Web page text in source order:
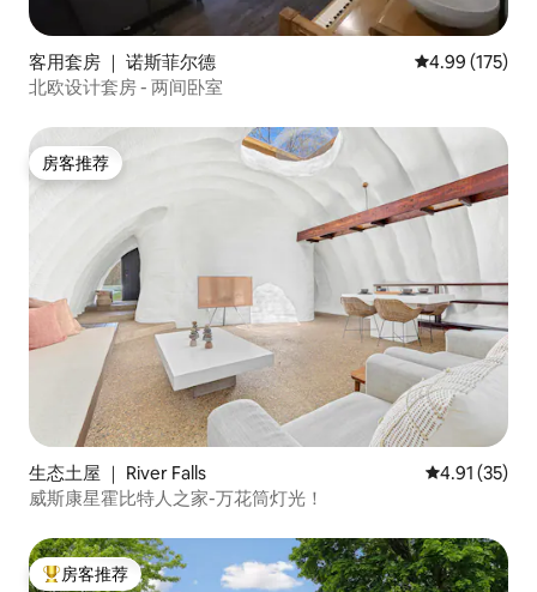
客用套房 ｜ 诺斯菲尔德 平均评分 4.99
4.99 (175)
北欧设计套房 - 两间卧室
房客推荐
房客推荐
生态土屋 ｜ River Falls 平均评分
4.91 (35)
威斯康星霍比特人之家-万花筒灯光！
热门「房客推荐」
房客推荐